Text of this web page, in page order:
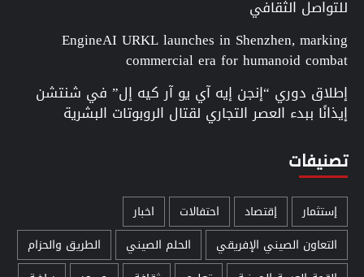
للتواصل الثقافي
EngineAI URKL launches in Shenzhen, marking
commercial era for humanoid combat
إطلاق دوري “إنجن إيه آي يو آر كيه إل” في شنتشن
إيذانًا ببدء العصر التجاري لقتال الروبوتات البشرية
تصنيفات
إستثمار إقتصاد احتفالات
اخبار
التعاون الصيني الإفريقي
الحلم الصيني
الطريق والحزام